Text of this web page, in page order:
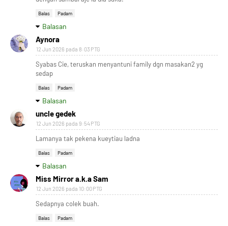
Balas Padam
Balasan
Aynora
12 Jun 2026 pada 8:03 PTG
Syabas Cie, teruskan menyantuni family dgn masakan2 yg
sedap
Balas Padam
Balasan
uncle gedek
12 Jun 2026 pada 9:54 PTG
Lamanya tak pekena kueytiau ladna
Balas Padam
Balasan
Miss Mirror a.k.a Sam
12 Jun 2026 pada 10:00 PTG
Sedapnya colek buah.
Balas Padam